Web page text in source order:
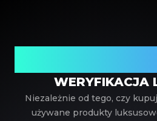
WERYFIKACJA
Niezależnie od tego, czy
używane produkty